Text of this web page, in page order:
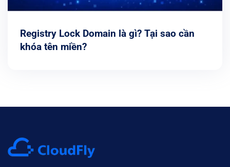
Registry Lock Domain là gì? Tại sao cần
khóa tên miền?